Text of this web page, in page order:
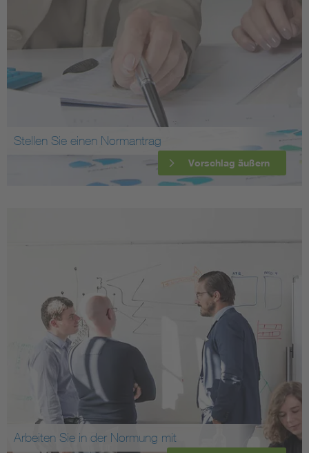
Stellen Sie einen Normantrag
Vorschlag äußern
Arbeiten Sie in der Normung mit